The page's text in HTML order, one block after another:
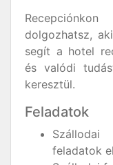
dolgozhatsz,
segít a hotel
és valódi
keresztül.
Feladatok
feladatok